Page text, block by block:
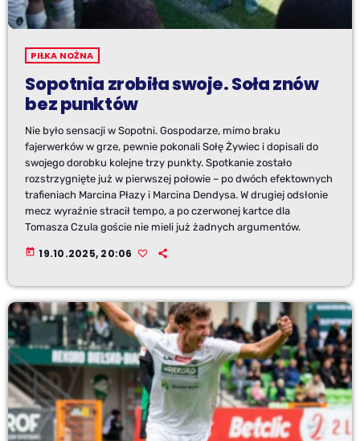
PIŁKA NOŻNA
Sopotnia zrobiła swoje. Soła znów
bez punktów
Nie było sensacji w Sopotni. Gospodarze, mimo braku
fajerwerków w grze, pewnie pokonali Sołę Żywiec i dopisali do
swojego dorobku kolejne trzy punkty. Spotkanie zostało
rozstrzygnięte już w pierwszej połowie – po dwóch efektownych
trafieniach Marcina Płazy i Marcina Dendysa. W drugiej odsłonie
mecz wyraźnie stracił tempo, a po czerwonej kartce dla
Tomasza Czula goście nie mieli już żadnych argumentów.
today 19.10.2025, 20:06